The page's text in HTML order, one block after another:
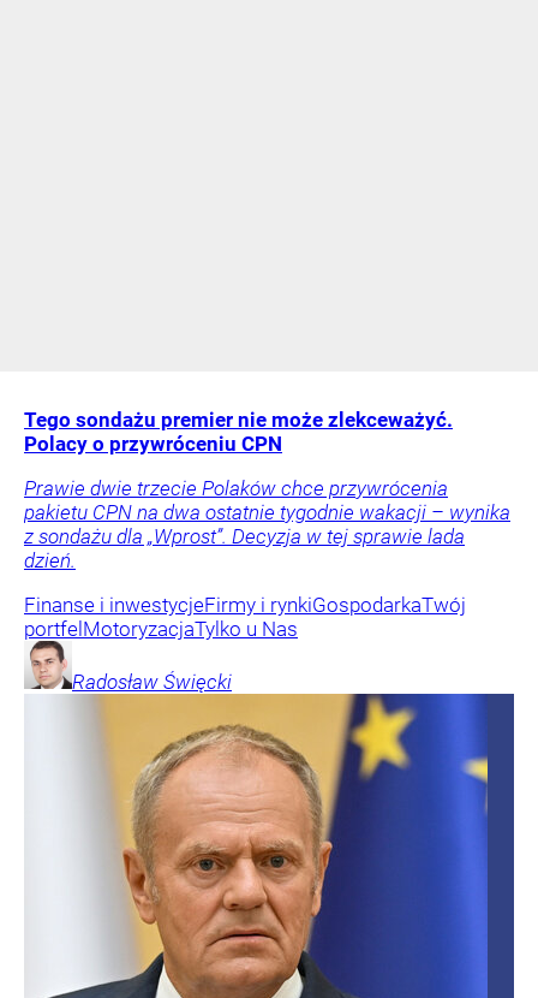
Tego sondażu premier nie może zlekceważyć.
Polacy o przywróceniu CPN
Prawie dwie trzecie Polaków chce przywrócenia
pakietu CPN na dwa ostatnie tygodnie wakacji – wynika
z sondażu dla „Wprost”. Decyzja w tej sprawie lada
dzień.
Finanse i inwestycjeFirmy i rynkiGospodarkaTwój
portfel MotoryzacjaTylko u Nas
Radosław Święcki